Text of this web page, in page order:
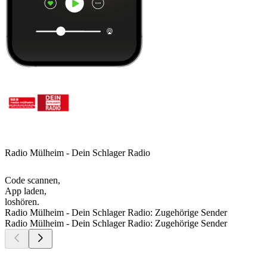
Radio Mülheim - Dein Schlager Radio
Code scannen,
App laden,
loshören.
Radio Mülheim - Dein Schlager Radio: Zugehörige Sender
Radio Mülheim - Dein Schlager Radio: Zugehörige Sender